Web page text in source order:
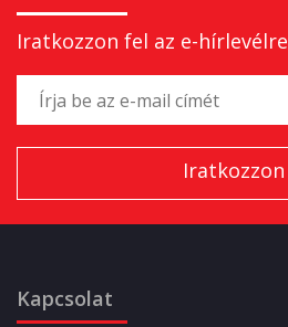
Iratkozzon fel az e-hírlevélre
Kapcsolat